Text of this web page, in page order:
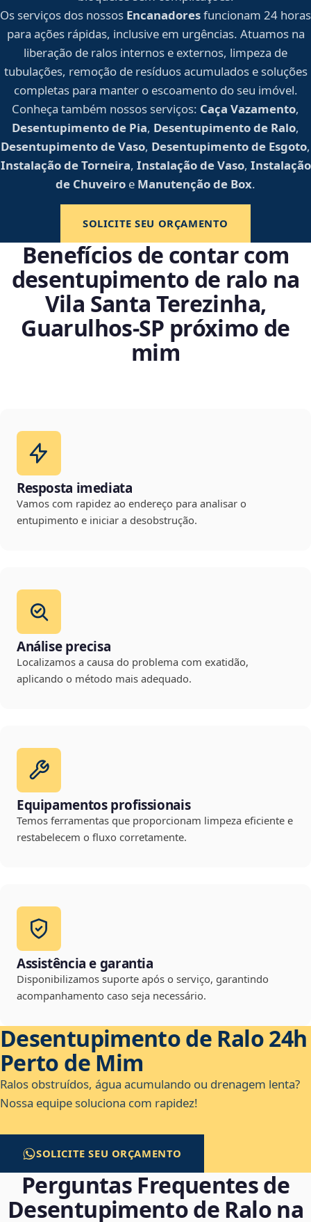
Os serviços dos nossos Encanadoresfuncionam 24 horas
para ações rápidas, inclusive em urgências. Atuamos na
liberação de ralos internos e externos, limpeza de
tubulações, remoção de resíduos acumulados e soluções
completas para manter o escoamento do seu imóvel.
Conheça também nossos serviços: Caça Vazamento,
Desentupimento de Pia, Desentupimento de Ralo,
Desentupimento de Vaso, Desentupimento de Esgoto,
Instalação de Torneira, Instalação de Vaso, Instalação
de Chuveiro e Manutenção de Box.
SOLICITE SEU ORÇAMENTO
Benefícios de contar com
desentupimento de ralo na
Vila Santa Terezinha,
Guarulhos‑SP próximo de
mim
Resposta imediata
Vamos com rapidez ao endereço para analisar o
entupimento e iniciar a desobstrução.
Análise precisa
Localizamos a causa do problema com exatidão,
aplicando o método mais adequado.
Equipamentos profissionais
Temos ferramentas que proporcionam limpeza eficiente e
restabelecem o fluxo corretamente.
Assistência e garantia
Disponibilizamos suporte após o serviço, garantindo
acompanhamento caso seja necessário.
Desentupimento de Ralo 24h
Perto de Mim
Ralos obstruídos, água acumulando ou drenagem lenta?
Nossa equipe soluciona com rapidez!
SOLICITE SEU ORÇAMENTO
Perguntas Frequentes de
Desentupimento de Ralo na